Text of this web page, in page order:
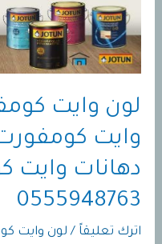
دهانات وايت
0555948763
اترك تعليقاً / لون وايت